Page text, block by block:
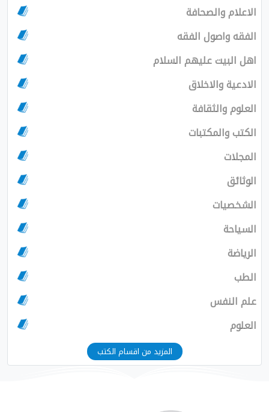
الاعلام والصحافة
الفقه واصول الفقه
اهل البيت عليهم السلام
الادعية والاخلاق
العلوم والثقافة
الكتب والمكتبات
المجلات
الوثائق
الشخصيات
السياحة
الرياضة
الطب
علم النفس
العلوم
المزيد من اقسام الكتب